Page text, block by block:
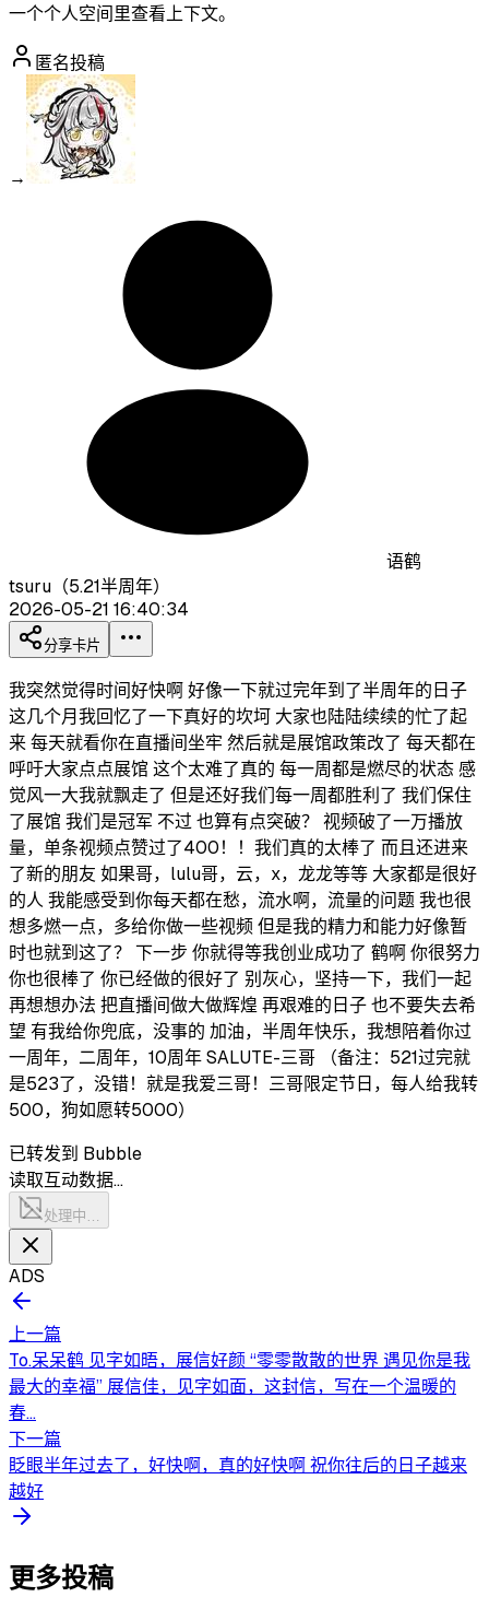
一个个人空间里查看上下文。
匿名投稿
→
语鹤
tsuru（5.21半周年）
2026-05-21 16:40:34
分享卡片
我突然觉得时间好快啊 好像一下就过完年到了半周年的日子
这几个月我回忆了一下真好的坎坷 大家也陆陆续续的忙了起
来 每天就看你在直播间坐牢 然后就是展馆政策改了 每天都在
呼吁大家点点展馆 这个太难了真的 每一周都是燃尽的状态 感
觉风一大我就飘走了 但是还好我们每一周都胜利了 我们保住
了展馆 我们是冠军 不过 也算有点突破？ 视频破了一万播放
量，单条视频点赞过了400！！我们真的太棒了 而且还进来
了新的朋友 如果哥，lulu哥，云，x，龙龙等等 大家都是很好
的人 我能感受到你每天都在愁，流水啊，流量的问题 我也很
想多燃一点，多给你做一些视频 但是我的精力和能力好像暂
时也就到这了？ 下一步 你就得等我创业成功了 鹤啊 你很努力
你也很棒了 你已经做的很好了 别灰心，坚持一下，我们一起
再想想办法 把直播间做大做辉煌 再艰难的日子 也不要失去希
望 有我给你兜底，没事的 加油，半周年快乐，我想陪着你过
一周年，二周年，10周年 SALUTE-三哥 （备注：521过完就
是523了，没错！就是我爱三哥！三哥限定节日，每人给我转
500，狗如愿转5000）
已转发到 Bubble
读取互动数据…
处理中…
ADS
上一篇
To.呆呆鹤 见字如晤，展信好颜 “零零散散的世界 遇见你是我
最大的幸福” 展信佳，见字如面，这封信，写在一个温暖的
春...
下一篇
眨眼半年过去了，好快啊，真的好快啊 祝你往后的日子越来
越好
更多投稿